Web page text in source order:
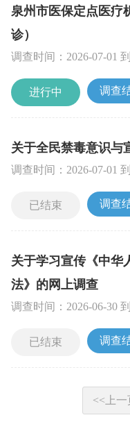
进行中
泉州市医保定点医疗
诊）
调查时间： 2026-07-01 到
调查
已结束
关于全民禁毒意识与
调查时间： 2026-07-01 到
调查
已结束
关于学习宣传《中华
法》的网上调查
调查时间： 2026-06-30 到
调查
<<上一